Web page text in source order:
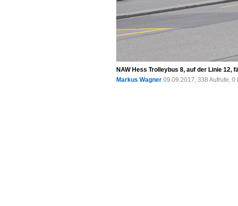
NAW Hess Trolleybus 8, auf der Linie
Markus Wagner 09.09.2017, 338 Aufrufe, 0